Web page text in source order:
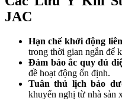
JAC
Hạn chế khởi động
trong thời gian ngắn để
Đảm bảo ắc quy đủ
đề hoạt động ổn định.
Tuân thủ lịch bảo
khuyến nghị từ nhà sản